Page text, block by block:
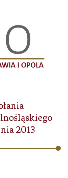
i
treści
2013